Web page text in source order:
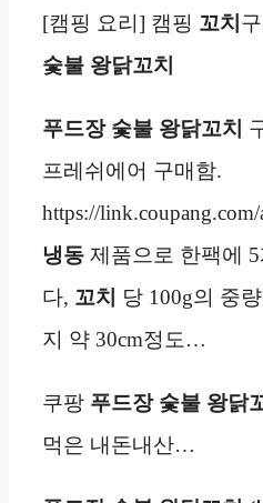
[캠핑 요리] 캠핑 꼬치
숯불 왕닭꼬치
푸드장 숯불 왕닭꼬치
프레쉬에어 구매함.
https://
냉동 제품으로 한팩에 5
다, 꼬치 당 100g의 중
지 약 30cm정도…
쿠팡 푸드장 숯불 왕닭
먹은 내돈내산…